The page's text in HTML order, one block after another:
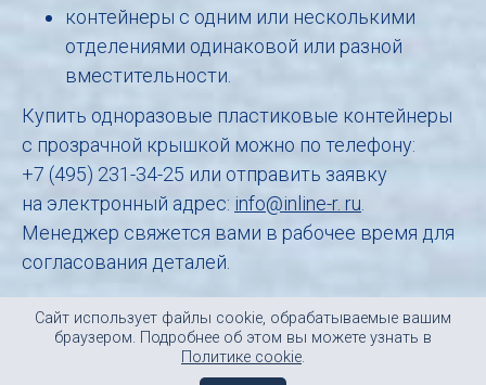
контейнеры с одним или несколькими
отделениями одинаковой или разной
вместительности.
Купить одноразовые пластиковые контейнеры
с прозрачной крышкой можно по телефону:
+7 (495) 231-34-25 или отправить заявку
на электронный адрес: info@inline-r. ru
Менеджер свяжется вами в рабочее время для
согласования деталей.
info@inline-r.ru
© ЗАО «ИНЛАЙН-Р
Сайт использует файлы cookie, обрабатываемые вашим
браузером. Подробнее об этом вы можете узнать в
Политике cookie.